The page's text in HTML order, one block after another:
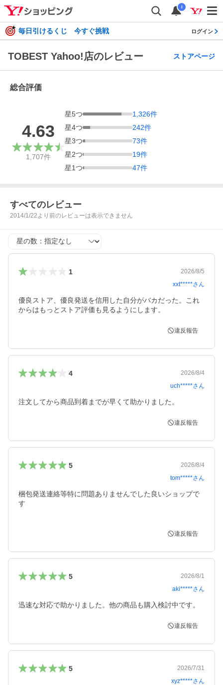
i
毎日引けるくじ 今すぐ挑戦 ログイン
TOBEST Yahoo!店のレビュー ストアページ
総合評価
4.63
1,707件
星5つ 1,326件
星4つ 242件
星3つ 73件
星2つ 19件
星1つ 47件
すべてのレビュー
2014/1/22より前のレビューは表示できません
星の数
1
2026/8/5
xxt*****さん
優良ストア、優良発送を信用した自分がバカだった。これ
からはもっとストア評価も見るようにします。
違反報告
4
2026/8/4
uch*****さん
注文してから商品到着までが早くて助かりました。
違反報告
5
2026/8/4
tom*****さん
梱包発送連絡等特に問題ありませんでした良いショップで
す
違反報告
5
2026/8/1
aki*****さん
迅速な対応で助かりました。他の商品も購入検討中です。
違反報告
5
2026/7/31
xyz*****さん